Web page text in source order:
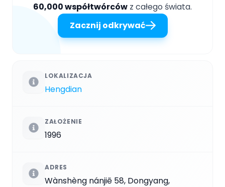
60,000 współtwórców z całego świata.
Zacznij odkrywać
LOKALIZACJA
Hengdian
ZAŁOŻENIE
1996
ADRES
Wànshèng nánjiē 58, Dongyang,